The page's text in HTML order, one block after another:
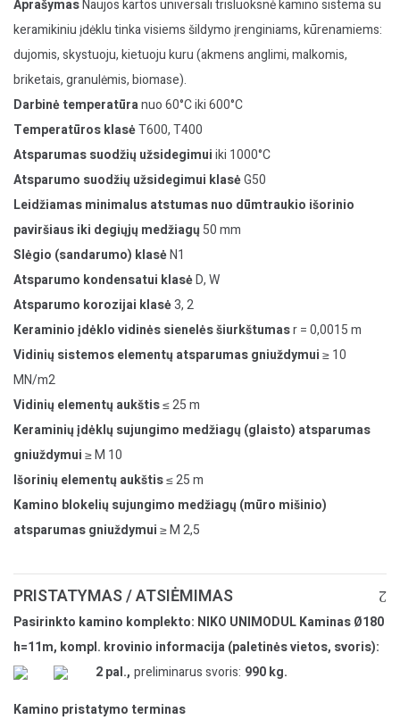
AprašymasNaujos kartos universali trisluoksnė kamino sistema su
keramikiniu įdėklu tinka visiems šildymo įrenginiams, kūrenamiems:
dujomis, skystuoju, kietuoju kuru (akmens anglimi, malkomis,
briketais, granulėmis, biomase).
Darbinė temperatūranuo 60°C iki 600°C
Temperatūros klasėT600, T400
Atsparumas suodžių užsidegimuiiki 1000°C
Atsparumo suodžių užsidegimui klasėG50
Leidžiamas minimalus atstumas nuo dūmtraukio išorinio
paviršiaus iki degiųjų medžiagų 50 mm
Slėgio (sandarumo) klasėN1
Atsparumo kondensatui klasėD, W
Atsparumo korozijai klasė3, 2
Keraminio įdėklo vidinės sienelės šiurkštumasr = 0,0015 m
Vidinių sistemos elementų atsparumas gniuždymui≥ 10
MN/m2
Vidinių elementų aukštis≤ 25 m
Keraminių įdėklų sujungimo medžiagų (glaisto) atsparumas
gniuždymui≥ M 10
Išorinių elementų aukštis≤ 25 m
Kamino blokelių sujungimo medžiagų (mūro mišinio)
atsparumas gniuždymui≥ M 2,5
PRISTATYMAS / ATSIĖMIMAS
Pasirinkto kamino komplekto: NIKO UNIMODUL Kaminas Ø180
h=11m, kompl. krovinio informacija (paletinės vietos, svoris):
2 pal., preliminarus svoris: 990 kg.
Kamino pristatymo terminas